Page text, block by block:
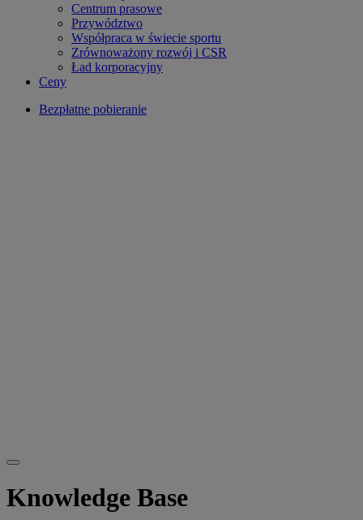
Centrum prasowe
Przywództwo
Współpraca w świecie sportu
Zrównoważony rozwój i CSR
Ład korporacyjny
Ceny
Bezpłatne pobieranie
Knowledge Base